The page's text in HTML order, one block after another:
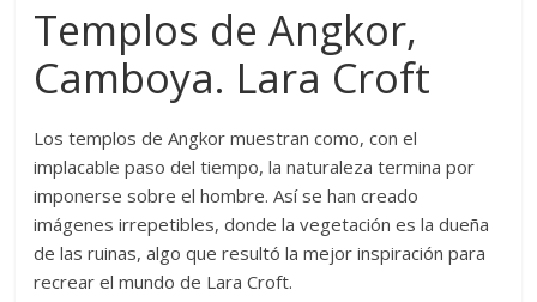
Templos de Angkor,
Camboya. Lara Croft
Los templos de Angkor muestran como, con el
implacable paso del tiempo, la naturaleza termina por
imponerse sobre el hombre. Así se han creado
imágenes irrepetibles, donde la vegetación es la dueña
de las ruinas, algo que resultó la mejor inspiración para
recrear el mundo de Lara Croft.